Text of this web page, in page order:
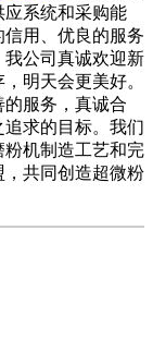
系统和采购能
用、优良的服务
公司真诚欢迎新
明天会更美好。
服务，真诚合
求的目标。我们
机制造工艺和完
共同创造超微粉